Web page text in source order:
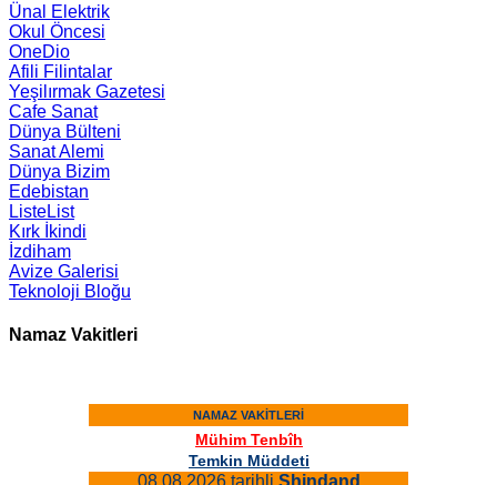
Ünal Elektrik
Okul Öncesi
OneDio
Afili Filintalar
Yeşilırmak Gazetesi
Cafe Sanat
Dünya Bülteni
Sanat Alemi
Dünya Bizim
Edebistan
ListeList
Kırk İkindi
İzdiham
Avize Galerisi
Teknoloji Bloğu
Namaz Vakitleri